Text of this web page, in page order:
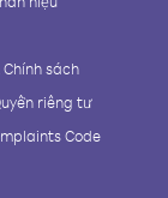
sách
riêng tư
Code